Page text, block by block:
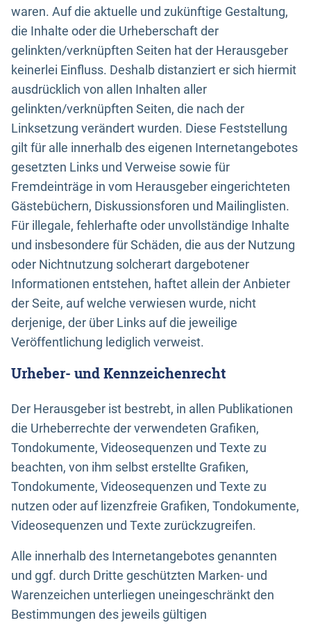
waren. Auf die aktuelle und zukünftige Gestaltung,
die Inhalte oder die Urheberschaft der
gelinkten/verknüpften Seiten hat der Herausgeber
keinerlei Einfluss. Deshalb distanziert er sich hiermit
ausdrücklich von allen Inhalten aller
gelinkten/verknüpften Seiten, die nach der
Linksetzung verändert wurden. Diese Feststellung
gilt für alle innerhalb des eigenen Internetangebotes
gesetzten Links und Verweise sowie für
Fremdeinträge in vom Herausgeber eingerichteten
Gästebüchern, Diskussionsforen und Mailinglisten.
Für illegale, fehlerhafte oder unvollständige Inhalte
und insbesondere für Schäden, die aus der Nutzung
oder Nichtnutzung solcherart dargebotener
Informationen entstehen, haftet allein der Anbieter
der Seite, auf welche verwiesen wurde, nicht
derjenige, der über Links auf die jeweilige
Veröffentlichung lediglich verweist.
Urheber- und Kennzeichenrecht
Der Herausgeber ist bestrebt, in allen Publikationen
die Urheberrechte der verwendeten Grafiken,
Tondokumente, Videosequenzen und Texte zu
beachten, von ihm selbst erstellte Grafiken,
Tondokumente, Videosequenzen und Texte zu
nutzen oder auf lizenzfreie Grafiken, Tondokumente,
Videosequenzen und Texte zurückzugreifen.
Alle innerhalb des Internetangebotes genannten
und ggf. durch Dritte geschützten Marken- und
Warenzeichen unterliegen uneingeschränkt den
Bestimmungen des jeweils gültigen